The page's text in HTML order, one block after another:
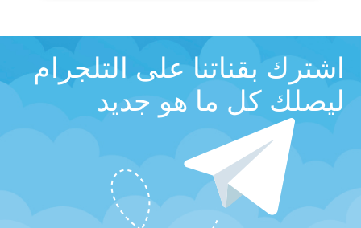
اشترك بقناتنا على التلجرام
ليصلك كل ما هو جديد